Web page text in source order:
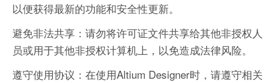
以便获得最新的功能和安全性更新。
避免非法共享：请勿将许可证文件共享给其他非授权人
员或用于其他非授权计算机上，以免造成法律风险。
遵守使用协议：在使用Altium Designer时，请遵守相关